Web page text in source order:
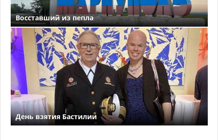
Восставший из пепла
День взятия Бастилии